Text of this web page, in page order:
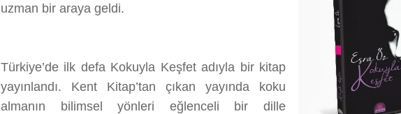
üzerine
uzman bir araya geldi.
Türkiye’de ilk defa Kokuyla Keşfet adıyla bir kitap
yayınlandı. Kent Kitap’tan çıkan yayında koku
almanın bilimsel yönleri eğlenceli bir dille